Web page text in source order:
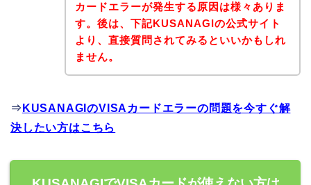
カードエラーが発生する原因は様々ありま
す。後は、下記KUSANAGIの公式サイト
より、直接質問されてみるといいかもしれ
ません。
⇒ KUSANAGIのVISAカードエラーの問題を今すぐ解
決したい方はこちら